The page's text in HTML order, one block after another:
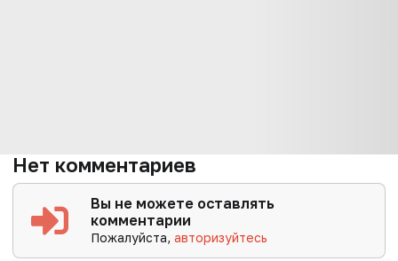
Нет комментариев
Вы не можете оставлять
комментарии
Пожалуйста,авторизуйтесь